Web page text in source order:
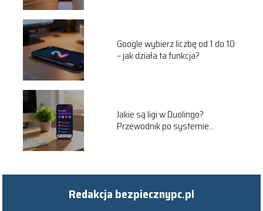
Google wybierz liczbę od 1 do 10
– jak działa ta funkcja?
Jakie są ligi w Duolingo?
Przewodnik po systemie
Redakcja bezpiecznypc.pl